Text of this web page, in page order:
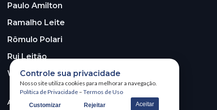
Paulo Amilton
Ramalho Leite
Rômulo Polari
Rui Leitão
Walter Santos
ASSINE A NOSSA NEWSLETTER!
Controle sua privacidade
Nosso site utiliza cookies para melhorar a navegação.
Política de Privacidade – Termos de Uso
Customizar Rejeitar Aceitar